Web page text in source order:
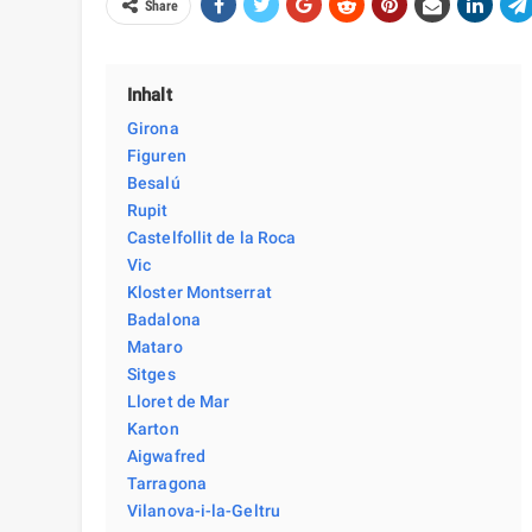
Share
Inhalt
Girona
Figuren
Besalú
Rupit
Castelfollit de la Roca
Vic
Kloster Montserrat
Badalona
Mataro
Sitges
Lloret de Mar
Karton
Aigwafred
Tarragona
Vilanova-i-la-Geltru